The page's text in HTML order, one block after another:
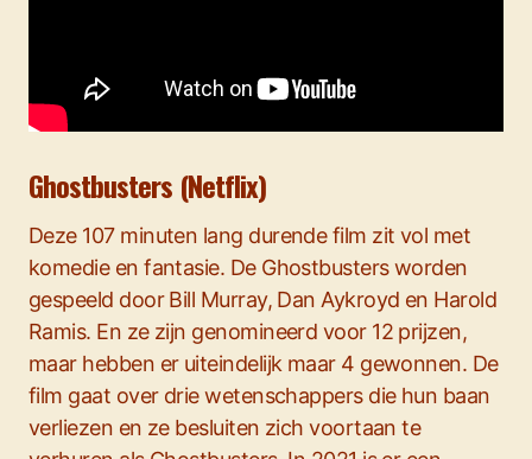
Ghostbusters (Netflix)
Deze 107 minuten lang durende film zit vol met
komedie en fantasie. De Ghostbusters worden
gespeeld door Bill Murray, Dan Aykroyd en Harold
Ramis. En ze zijn genomineerd voor 12 prijzen,
maar hebben er uiteindelijk maar 4 gewonnen. De
film gaat over drie wetenschappers die hun baan
verliezen en ze besluiten zich voortaan te